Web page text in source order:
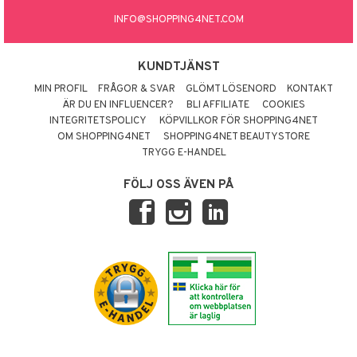
INFO@SHOPPING4NET.COM
KUNDTJÄNST
MIN PROFIL FRÅGOR & SVAR GLÖMT LÖSENORD
KONTAKT
ÄR DU EN INFLUENCER?
BLI AFFILIATE
COOKIES
INTEGRITETSPOLICY
KÖPVILLKOR FÖR SHOPPING4NET
OM SHOPPING4NET
SHOPPING4NET BEAUTYSTORE
TRYGG E-HANDEL
FÖLJ OSS ÄVEN PÅ